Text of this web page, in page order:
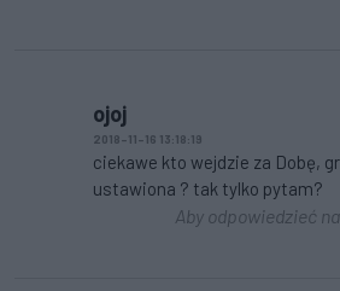
ojoj
2018-11-16 13:18:19
ciekawe kto wejdzie za Dobę,
ustawiona ? tak tylko pytam?
Aby odpowiedzieć